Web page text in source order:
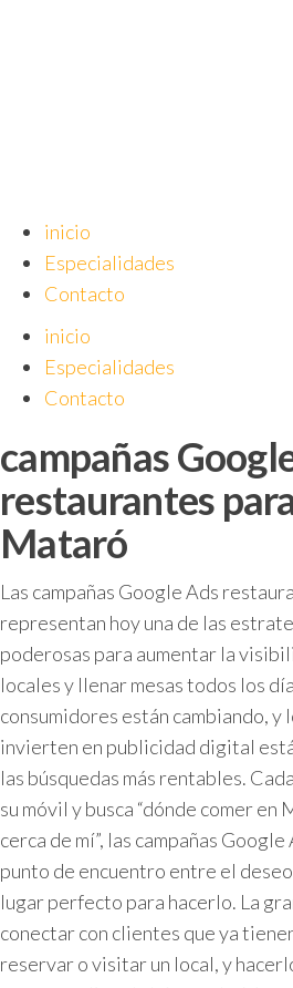
inicio
Especialidades
Contacto
inicio
Especialidades
Contacto
campañas
restaurantes
Mataró
Las campañas Google Ads
representan hoy una de las
poderosas para aumentar la
locales y llenar mesas todos los
consumidores están cambiando, y
invierten en publicidad digital
las búsquedas más rentables.
su móvil y busca “dónde comer en
cerca de mí”, las campañas
punto de encuentro entre el
lugar perfecto para hacerlo. La
conectar con clientes que ya
reservar o visitar un local, y